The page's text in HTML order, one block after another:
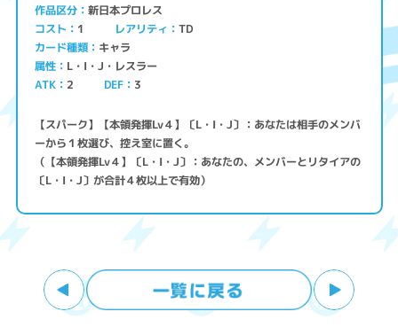
作品区分 新日本プロレス
コスト 1 レアリティ TD
カード種類 キャラ
属性 L・I・J・レスラー
ATK 2 DEF 3
【スパーク】【本領発揮Lv４】〔L・I・J〕：あなたは相手のメンバ
ーから１枚選び、控え室に置く。
（【本領発揮Lv４】〔L・I・J〕：あなたの、メンバーとリタイアの
〔L・I・J〕が合計４枚以上で有効）